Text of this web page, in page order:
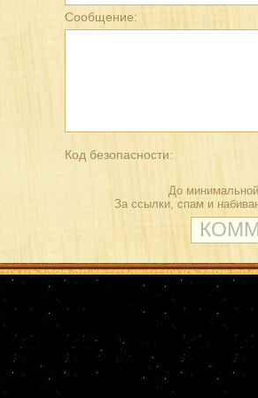
Сообщение:
Код безопасности:
До
За ссылки, спам и